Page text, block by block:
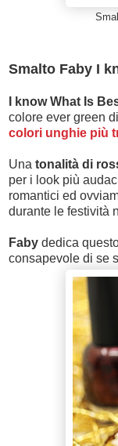
Smalto Faby I
I know What Is
colore ever green
colori unghie più
Una tonalità di
per i look più
romantici ed
durante le festività
Faby dedica
consapevole di se